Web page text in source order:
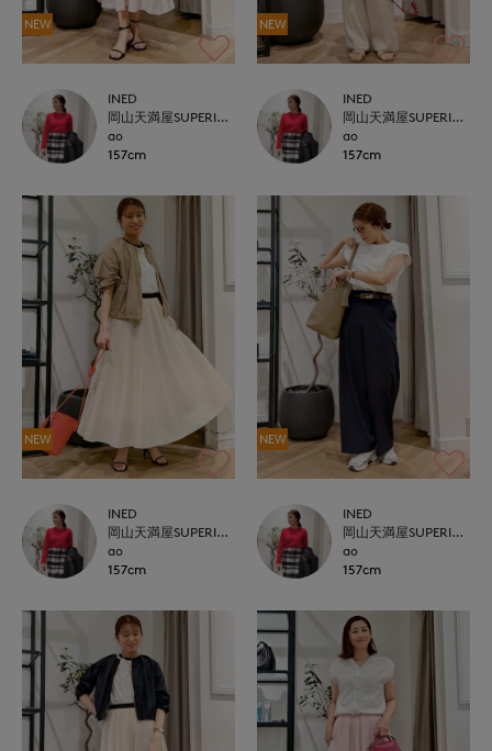
NEW
INED
岡山天満屋SUPERIORCLOSET
ao
157cm
NEW
INED
岡山天満屋SUPERIORCLOSET
ao
157cm
NEW
INED
岡山天満屋SUPERIORCLOSET
ao
157cm
NEW
INED
岡山天満屋SUPERIORCLOSET
ao
157cm